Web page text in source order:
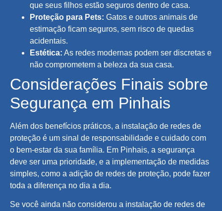
que seus filhos estão seguros dentro de casa.
Proteção para Pets: Gatos e outros animais de
estimação ficam seguros, sem risco de quedas
acidentais.
Estética: As redes modernas podem ser discretas e
não comprometem a beleza da sua casa.
Considerações Finais sobre
Segurança em Pinhais
Além dos benefícios práticos, a instalação de redes de
proteção é um sinal de responsabilidade e cuidado com
o bem-estar da sua família. Em Pinhais, a segurança
deve ser uma prioridade, e a implementação de medidas
simples, como a adição de redes de proteção, pode fazer
toda a diferença no dia a dia.
Se você ainda não considerou a instalação de redes de